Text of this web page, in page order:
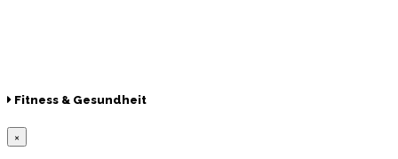
Fitness & Gesundheit
×